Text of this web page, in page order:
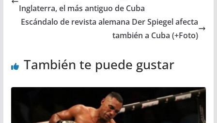
Inglaterra, el más antiguo de Cuba
Escándalo de revista alemana Der Spiegel afecta
también a Cuba (+Foto)
También te puede gustar